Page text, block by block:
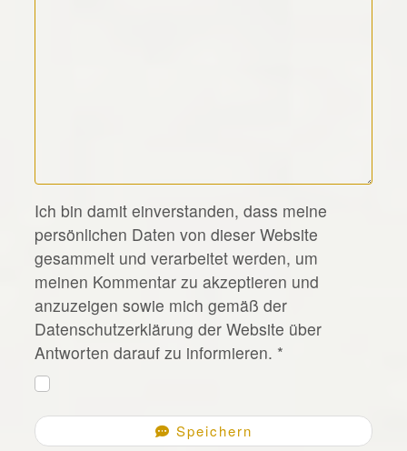
*
Ich bin damit einverstanden, dass meine
persönlichen Daten von dieser Website
gesammelt und verarbeitet werden, um
meinen Kommentar zu akzeptieren und
anzuzeigen sowie mich gemäß der
Datenschutzerklärung der Website über
Antworten darauf zu informieren. *
Speichern